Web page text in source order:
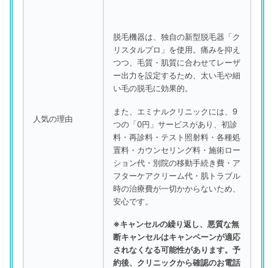
人気の理由
脱毛機器は、独自の新型脱毛器「ク
リスタルプロ」を使用。痛みを抑え
つつ、毛質・肌質に合わせてレーザ
ー出力を設定するため、太い毛や細
い毛の脱毛に効果的。
また、エミナルクリニックには、9
つの「0円」サービスがあり、初診
料・再診料・テスト照射料・各種処
置料・カウンセリング料・施術ロー
ション代・別院の移動手続き費・ア
フターケアクリーム代・肌トラブル
時の治療費が一切かからないため、
安心です。
※キャンセルの繰り返し、悪質な無
断キャンセルはキャンペーンが適応
されなくなる可能性があります。予
約後、クリニックから確認のお電話